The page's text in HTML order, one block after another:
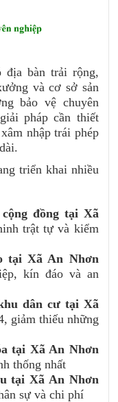
bàn trải rộng,
và cơ sở sản
bảo vệ chuyên
pháp cần thiết
nhập trái phép
triển khai nhiều
đồng tại Xã
trật tự và kiểm
tại Xã An Nhơn
kín đáo và an
dân cư tại Xã
giảm thiếu những
tại Xã An Nhơn
thống nhất
tại Xã An Nhơn
sự và chi phí